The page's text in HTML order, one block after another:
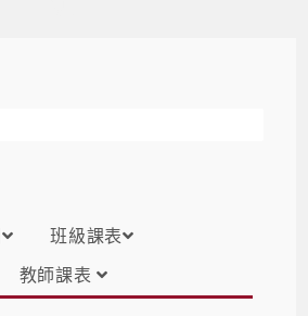
班級課表
教師課表